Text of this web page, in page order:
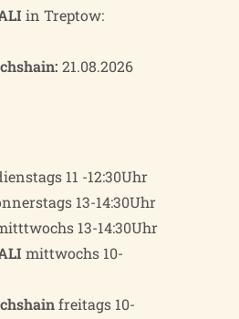
in Treptow:
21.08.2026
11 -12:30Uhr
13-14:30Uhr
13-14:30Uhr
mittwochs 10-
freitags 10-